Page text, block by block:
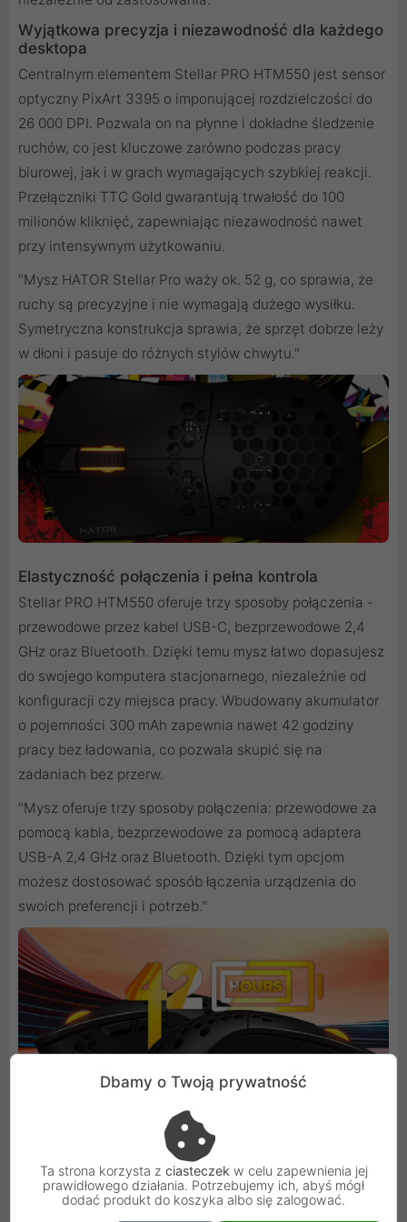
Wyjątkowa precyzja i niezawodność dla każdego
desktopa
Centralnym elementem Stellar PRO HTM550 jest sensor
optyczny PixArt 3395 o imponującej rozdzielczości do
26 000 DPI. Pozwala on na płynne i dokładne śledzenie
ruchów, co jest kluczowe zarówno podczas pracy
biurowej, jak i w grach wymagających szybkiej reakcji.
Przełączniki TTC Gold gwarantują trwałość do 100
milionów kliknięć, zapewniając niezawodność nawet
przy intensywnym użytkowaniu.
"Mysz HATOR Stellar Pro waży ok. 52 g, co sprawia, że
ruchy są precyzyjne i nie wymagają dużego wysiłku.
Symetryczna konstrukcja sprawia, że sprzęt dobrze leży
w dłoni i pasuje do różnych stylów chwytu."
Elastyczność połączenia i pełna kontrola
Stellar PRO HTM550 oferuje trzy sposoby połączenia -
przewodowe przez kabel USB-C, bezprzewodowe 2,4
GHz oraz Bluetooth. Dzięki temu mysz łatwo dopasujesz
do swojego komputera stacjonarnego, niezależnie od
konfiguracji czy miejsca pracy. Wbudowany akumulator
o pojemności 300 mAh zapewnia nawet 42 godziny
pracy bez ładowania, co pozwala skupić się na
zadaniach bez przerw.
"Mysz oferuje trzy sposoby połączenia: przewodowe za
pomocą kabla, bezprzewodowe za pomocą adaptera
USB-A 2,4 GHz oraz Bluetooth. Dzięki tym opcjom
możesz dostosować sposób łączenia urządzenia do
swoich preferencji i potrzeb."
Podświetlenie RGB i personalizacja - Twój
Efektowne podświetlenie RGB z obsługą 16,8 mln
kolorów pozwala dopasować wygląd myszy do reszty
Dbamy o Twoją prywatność
Ta strona korzysta z ciasteczekw celu zapewnienia jej
prawidłowego działania. Potrzebujemy ich, abyś mógł
dodać produkt do koszyka albo się zalogować.